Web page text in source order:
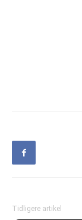
Tidligere artikel